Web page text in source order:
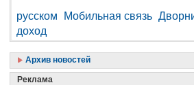
русском
Мобильная связь
доход
Архив новостей
Реклама